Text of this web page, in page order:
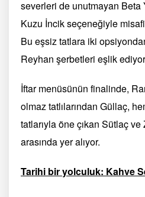
severleri de unutmayan Beta
Kuzu İncik seçeneğiyle
Bu eşsiz tatlara iki
Reyhan şerbetleri eşlik
İftar menüsünün finalinde,
olmaz tatlılarından Güllaç,
tatlarıyla öne çıkan Sütlaç
arasında yer alıyor.
Tarihi bir yolculuk: Kahve